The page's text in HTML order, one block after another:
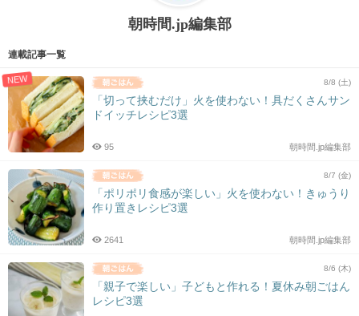
朝時間.jp編集部
連載記事一覧
NEW 8/8 (土)
「切って挟むだけ」火を使わない！具だくさんサン
ドイッチレシピ3選
朝時間.jp編集部
95
8/7 (金)
「ポリポリ食感が楽しい」火を使わない！きゅうり
作り置きレシピ3選
朝時間.jp編集部
2641
8/6 (木)
「親子で楽しい」子どもと作れる！夏休み朝ごはん
レシピ3選